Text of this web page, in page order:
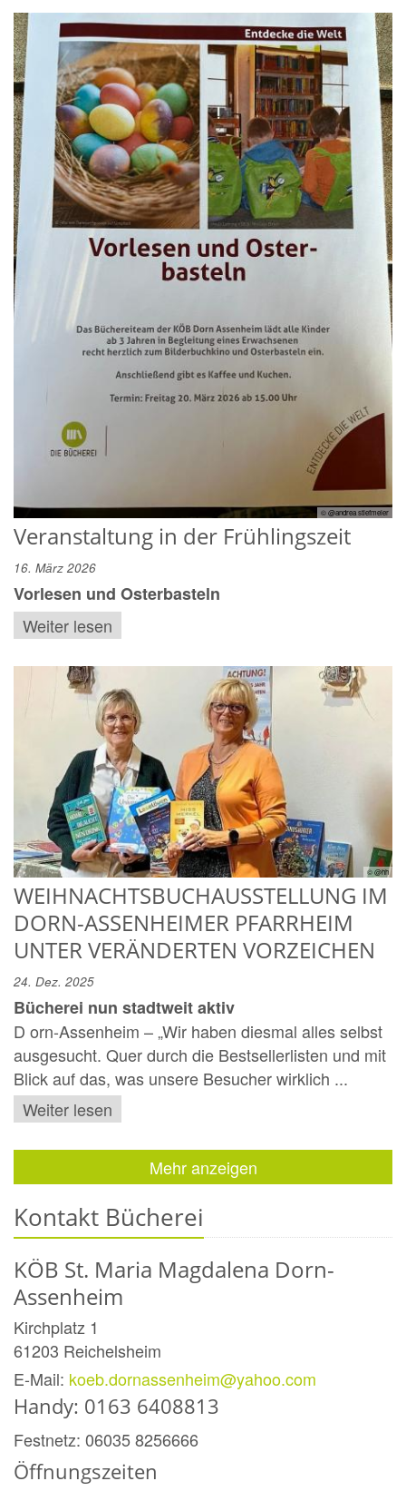
© @andrea stiefmeier
Veranstaltung in der Frühlingszeit
16. März 2026
Vorlesen und Osterbasteln
Weiter lesen
© @hh
WEIHNACHTSBUCHAUSSTELLUNG IM
DORN-ASSENHEIMER PFARRHEIM
UNTER VERÄNDERTEN VORZEICHEN
24. Dez. 2025
Bücherei nun stadtweit aktiv
D orn-Assenheim – „Wir haben diesmal alles selbst
ausgesucht. Quer durch die Bestsellerlisten und mit
Blick auf das, was unsere Besucher wirklich ...
Weiter lesen
Mehr anzeigen
Kontakt Bücherei
KÖB St. Maria Magdalena Dorn-
Assenheim
Kirchplatz 1
61203 Reichelsheim
E-Mail: koeb.dornassenheim@yahoo.com
Handy: 0163 6408813
Festnetz: 06035 8256666
Öffnungszeiten